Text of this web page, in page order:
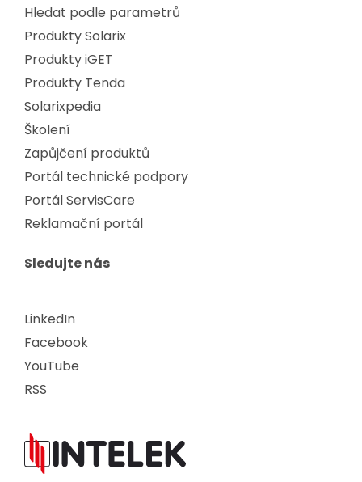
Hledat podle parametrů
Produkty Solarix
Produkty iGET
Produkty Tenda
Solarixpedia
Školení
Zapůjčení produktů
Portál technické podpory
Portál ServisCare
Reklamační portál
Sledujte nás
LinkedIn
Facebook
YouTube
RSS